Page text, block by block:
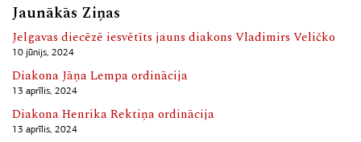
Jaunākās Ziņas
Jelgavas diecēzē iesvētīts jauns diakons Vladimirs Veličko
10 jūnijs, 2024
Diakona Jāņa Lempa ordinācija
13 aprīlis, 2024
Diakona Henrika Rektiņa ordinācija
13 aprīlis, 2024